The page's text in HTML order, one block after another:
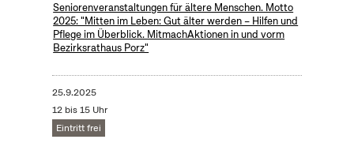
Seniorenveranstaltungen für ältere Menschen. Motto
2025: "Mitten im Leben: Gut älter werden – Hilfen und
Pflege im Überblick. MitmachAktionen in und vorm
Bezirksrathaus Porz"
25.9.2025
12 bis 15 Uhr
Eintritt frei